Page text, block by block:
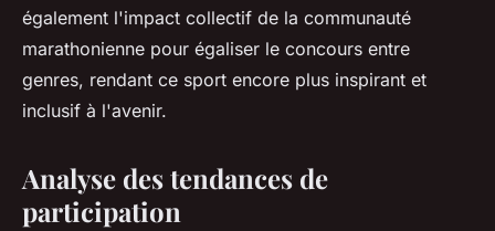
également l'impact collectif de la communauté
marathonienne pour égaliser le concours entre
genres, rendant ce sport encore plus inspirant et
inclusif à l'avenir.
Analyse des tendances de
participation